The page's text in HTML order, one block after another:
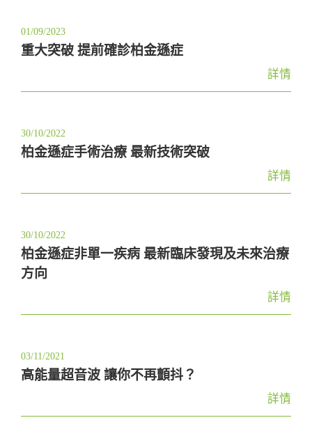
01/09/2023
重大突破 提前確診柏金遜症
詳情
30/10/2022
柏金遜症手術治療 最新技術突破
詳情
30/10/2022
柏金遜症非單一疾病 最新臨床發現及未來治療
方向
詳情
03/11/2021
高能量超音波 讓你不再顫抖？
詳情